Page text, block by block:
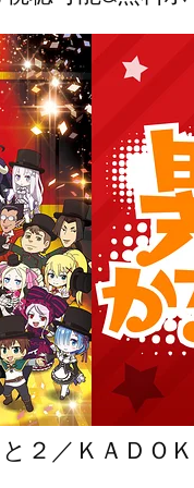
２／ＫＡＤＯ